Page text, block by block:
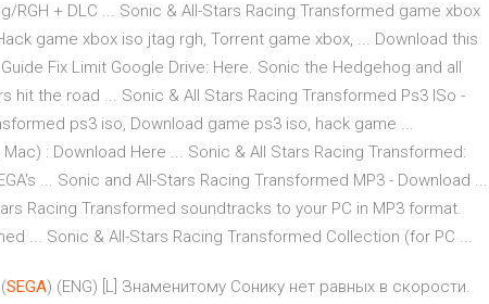
RGH + DLC ... Sonic & All-Stars Racing Transformed game xbox
game xbox iso jtag rgh, Torrent game xbox, ... Download this
Fix Limit Google Drive: Here. Sonic the Hedgehog and all
hit the road ... Sonic & All Stars Racing Transformed Ps3 ISo -
ps3 iso, Download game ps3 iso, hack game ...
: Download Here ... Sonic & All Stars Racing Transformed:
... Sonic and All-Stars Racing Transformed MP3 - Download ...
Racing Transformed soundtracks to your PC in MP3 format.
... Sonic & All-Stars Racing Transformed Collection (for PC ...
(SEGA) (ENG) [L] Знаменитому Сонику нет равных в скорости.